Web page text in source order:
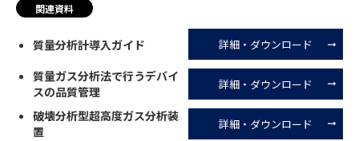
関連資料
質量分析計導入ガイド 詳細・ダウンロード
質量ガス分析法で行うデバイ
スの品質管理
詳細・ダウンロード
破壊分析型超高度ガス分析装
置
詳細・ダウンロード